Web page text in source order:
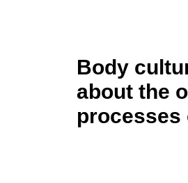
Body
about the
processes